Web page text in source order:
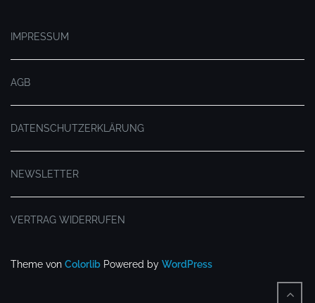
IMPRESSUM
AGB
DATENSCHUTZERKLÄRUNG
NEWSLETTER
VERTRAG WIDERRUFEN
Theme von Colorlib Powered by WordPress